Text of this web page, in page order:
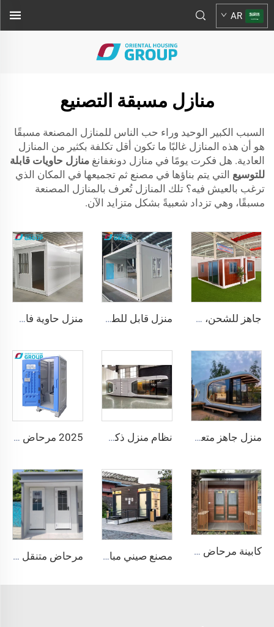
AR
منازل مسبقة التصنيع
السبب الكبير الوحيد وراء حب الناس للمنازل المصنعة مسبقًا
هو أن هذه المنازل غالبًا ما تكون أقل تكلفة بكثير من المنازل
العادية. هل فكرت يومًا في منازل دونغفانغ منازل حاويات قابلة
للتوسيع التي يتم بناؤها في مصنع ثم تجميعها في المكان الذي
ترغب بالعيش فيه؟ تلك المنازل تُعرف بالمنازل المصنعة
مسبقًا، وهي تزداد شعبيةً بشكل متزايد الآن.
جاهز للشحن، فيلا فاخرة من الفولاذ الخفيف بطول 40 قدمًا و20 قدمًا، حمام كامل، منزل حاوية قابل للتوسيع، سعر منزل جاهز منزل قابل للطي متحرك بطول 40 قدمًا و20 قدمًا، غرفة قابلة للطي، منزل حاوية، صندوق تخزين قابل للطي، منازل قابلة للطي للبيع منزل حاوية فاخر قابل للطي جاهز الصنع بطول 20 قدمًا، منازل جاهزة الصنع، منزل حاوية قابل للطي للبيع
منزل جاهز متعدد الوظائف قابل للفصل من الحاويات، منزل كبسولة آبل، مكتب فندق، منزل كابينة صغير نظام منزل ذكي من مصنع صيني، منزل متنقل فاخر، كبسولة فضاء جديدة، منزل حاوية فولاذية مسبق الصنع لمنتجع فندقي 2025 مرحاض عام سهل التركيب، حمام فاخر محمول، مرحاض محمول وغرفة دش، مرحاض خارجي محمول
كابينة مرحاض متنقلة خارجية محمولة من الفولاذ من مصنع 2024 للاستخدام المنزلي مع مادة لوحة الساندويتش مصنع صيني مباشر! مرحاض متنقل متين مصنوع من البولي إيثيلين المصبوب دوارًا، مقعد مرحاض بلاستيكي، مرحاض خارجي محمول. مرحاض متنقل عام محمول مخصص للاستخدام الخارجي للتخييم بسعر حاويات المنازل المراحيض المتنقلة